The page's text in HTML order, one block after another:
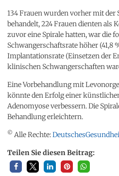
134 Frauen wurden vorher mit
behandelt, 224 Frauen dienten als
zuvor eine Spirale hatten, war die
Schwangerschaftsrate höher (41,8
Implantationsrate (Einsetzen der
klinischen Schwangerschaften
Eine Vorbehandlung mit
könnte den Erfolg einer
Adenomyose verbessern. Die
Behandlung erleichtern.
© Alle Rechte:
Teilen Sie diesen Beitrag: